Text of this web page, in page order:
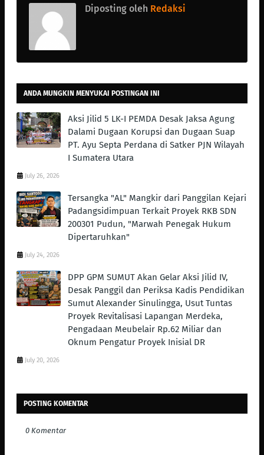
Diposting oleh Redaksi
ANDA MUNGKIN MENYUKAI POSTINGAN INI
Aksi Jilid 5 LK-I PEMDA Desak Jaksa Agung
Dalami Dugaan Korupsi dan Dugaan Suap
PT. Ayu Septa Perdana di Satker PJN Wilayah
I Sumatera Utara
July 26, 2026
Tersangka "AL" Mangkir dari Panggilan Kejari
Padangsidimpuan Terkait Proyek RKB SDN
200301 Pudun, "Marwah Penegak Hukum
Dipertaruhkan"
July 24, 2026
DPP GPM SUMUT Akan Gelar Aksi Jilid IV,
Desak Panggil dan Periksa Kadis Pendidikan
Sumut Alexander Sinulingga, Usut Tuntas
Proyek Revitalisasi Lapangan Merdeka,
Pengadaan Meubelair Rp.62 Miliar dan
Oknum Pengatur Proyek Inisial DR
July 20, 2026
POSTING KOMENTAR
0 Komentar